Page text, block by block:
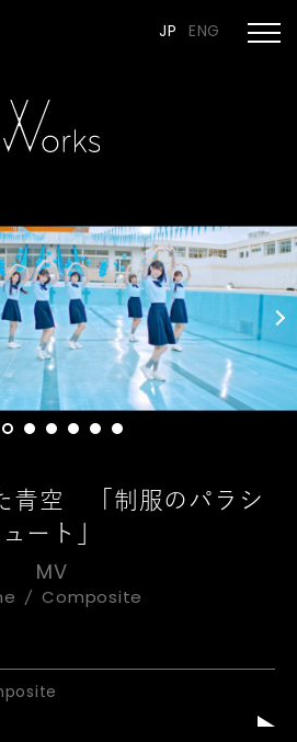
JP ENG
青空 「制服のパラシ
ュート」
MV
Composite